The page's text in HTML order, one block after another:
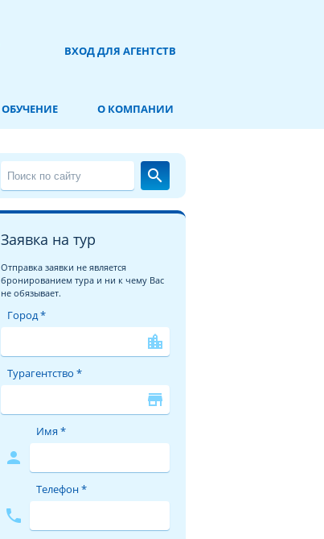
ВХОД ДЛЯ АГЕНТСТВ
ОБУЧЕНИЕ О КОМПАНИИ
search
Заявка на тур
Отправка заявки не является
бронированием тура и ни к чему Вас
не обязывает.
Город *
location_city
Турагентство *
store
person
Имя *
phone
Телефон *